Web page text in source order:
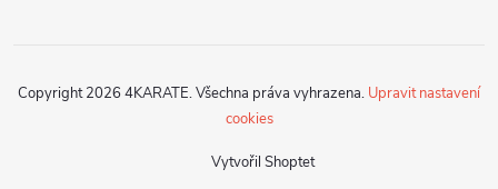
Vytvořil Shoptet
Copyright 2026 4KARATE. Všechna práva vyhrazena. Upravit nastavení
cookies